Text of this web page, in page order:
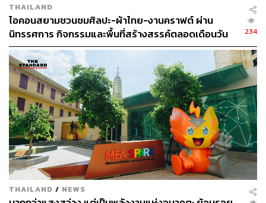
เมื่อความต้องการพลังงานไฟฟ้ามีแนวโน้มเพิ่มขึ้นทุกวัน การ
ประหยัดพลังงานไฟฟ้าคือทางออกที่ดีแน่หรือ?
“ทางเลือกใหม่ ไฟฟ้าจากพลังงานทดแทน จากขยะและชีว
มวล ภายใต้ Core Message Clean Energy for Life” เป็นอีก
ทางเลือกหนึ่งที่ภาครัฐกำลังขับเคลื่อนเพื่อทำความเข้าใจกับ
ภาคประชาชนเกี่ยวกับทางเลือกใหม่ ไฟฟ้าจากพลังงาน
ทดแทน จากขยะและชีวมวล อย่างโรงไฟฟ้าพลังงานขยะ
หรือโรงไฟฟ้าพลังงานชีวมวล
กลไกง่ายๆ ของการนำเอาสิ่งของเหลือใช้อย่างขยะและของ
เสียจากภาคการเกษตรหรือชีวมวลไปเป็นพลังงานเชื้อเพลิง
ผลิตไฟฟ้าคือการเอาสิ่งของที่ถูกใช้ประโยชน์จนหมดสิ้นแล้ว
เหลือเพียงขั้นตอนการทำลายไปผ่านกระบวนการต่างๆ เพื่อ
THAILAND
ไอคอนสยามชวนชมศิลปะ-ผ้าไทย-งานคราฟต์ ผ่าน
นิทรรศการ กิจกรรมและพื้นที่สร้างสรรค์ตลอดเดือนวัน
แม่ [ADVERTORIAL]
234
THAILAND / NEWS